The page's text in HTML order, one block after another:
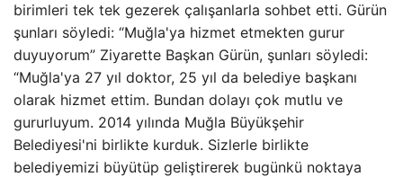
birimleri tek tek gezerek çalışanlarla sohbet etti. Gürün
şunları söyledi: “Muğla'ya hizmet etmekten gurur
duyuyorum” Ziyarette Başkan Gürün, şunları söyledi:
“Muğla'ya 27 yıl doktor, 25 yıl da belediye başkanı
olarak hizmet ettim. Bundan dolayı çok mutlu ve
gururluyum. 2014 yılında Muğla Büyükşehir
Belediyesi'ni birlikte kurduk. Sizlerle birlikte
belediyemizi büyütüp geliştirerek bugünkü noktaya